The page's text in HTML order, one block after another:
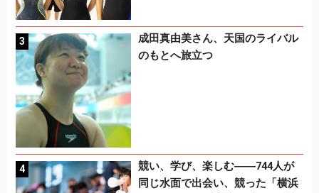
成田真由美さん、天国のライバル
のもとへ旅立つ
競い、学び、楽しむ――744人が
同じ水面で出会い、競った「横浜